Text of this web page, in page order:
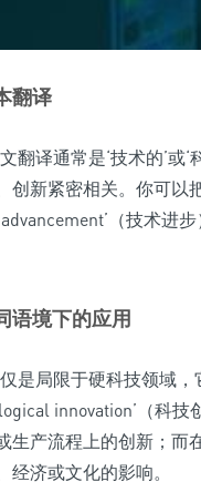
翻译
翻译通常是‘技术的’或
新紧密相关。你可以
（技术进
语境下的应用
是局限于硬科技领域
innovation’（科
生产流程上的创新；而
济或文化的影响。